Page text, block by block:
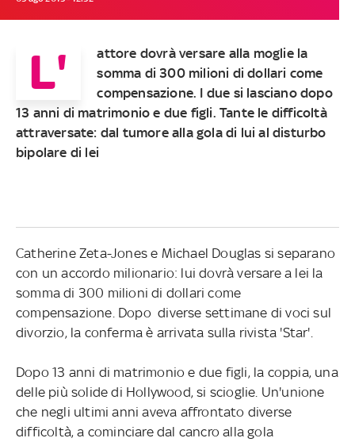
L'
attore dovrà versare alla moglie la
somma di 300 milioni di dollari come
compensazione. I due si lasciano dopo
13 anni di matrimonio e due figli. Tante le difficoltà
attraversate: dal tumore alla gola di lui al disturbo
bipolare di lei
Catherine Zeta-Jones e Michael Douglas si separano
con un accordo milionario: lui dovrà versare a lei la
somma di 300 milioni di dollari come
compensazione. Dopo diverse settimane di voci sul
divorzio, la conferma è arrivata sulla rivista 'Star'.
Dopo 13 anni di matrimonio e due figli, la coppia, una
delle più solide di Hollywood, si scioglie. Un'unione
che negli ultimi anni aveva affrontato diverse
difficoltà, a cominciare dal cancro alla gola